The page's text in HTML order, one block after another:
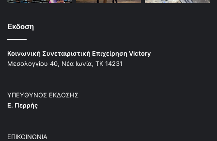
Εκδοση
Κοινωνική Συνεταιριστική Επιχείρηση Victory
Μεσολογγίου 40, Νέα Ιωνία, ΤΚ 14231
ΥΠΕΥΘΥΝΟΣ ΕΚΔΟΣΗΣ
Ε. Περρής
ΕΠΙΚΟΙΝΩΝΙΑ